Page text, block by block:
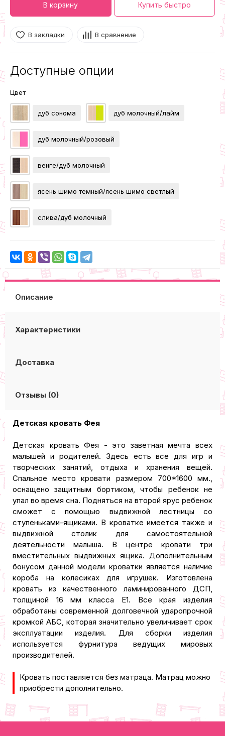
В корзину Купить быстро
В закладки В сравнение
Доступные опции
Цвет
дуб сонома дуб молочный/лайм
дуб молочный/розовый
венге/дуб молочный
ясень шимо темный/ясень шимо светлый
слива/дуб молочный
Описание
Характеристики
Доставка
Отзывы (0)
Детская кровать Фея
Детская кровать Фея - это заветная мечта всех
малышей и родителей. Здесь есть все для игр и
творческих занятий, отдыха и хранения вещей.
Спальное место кровати размером 700*1600 мм.,
оснащено защитным бортиком, чтобы ребенок не
упал во время сна. Подняться на второй ярус ребенок
сможет с помощью выдвижной лестницы со
ступеньками-ящиками. В кроватке имеется также и
выдвижной столик для самостоятельной
деятельности малыша. В центре кровати три
вместительных выдвижных ящика. Дополнительным
бонусом данной модели кроватки является наличие
короба на колесиках для игрушек. Изготовлена
кровать из качественного ламинированного ДСП,
толщиной 16 мм класса Е1. Все края изделия
обработаны современной долговечной ударопрочной
кромкой АБС, которая значительно увеличивает срок
эксплуатации изделия. Для сборки изделия
используется фурнитура ведущих мировых
производителей.
​Кровать поставляется без матраца. Матрац можно
приобрести дополнительно.